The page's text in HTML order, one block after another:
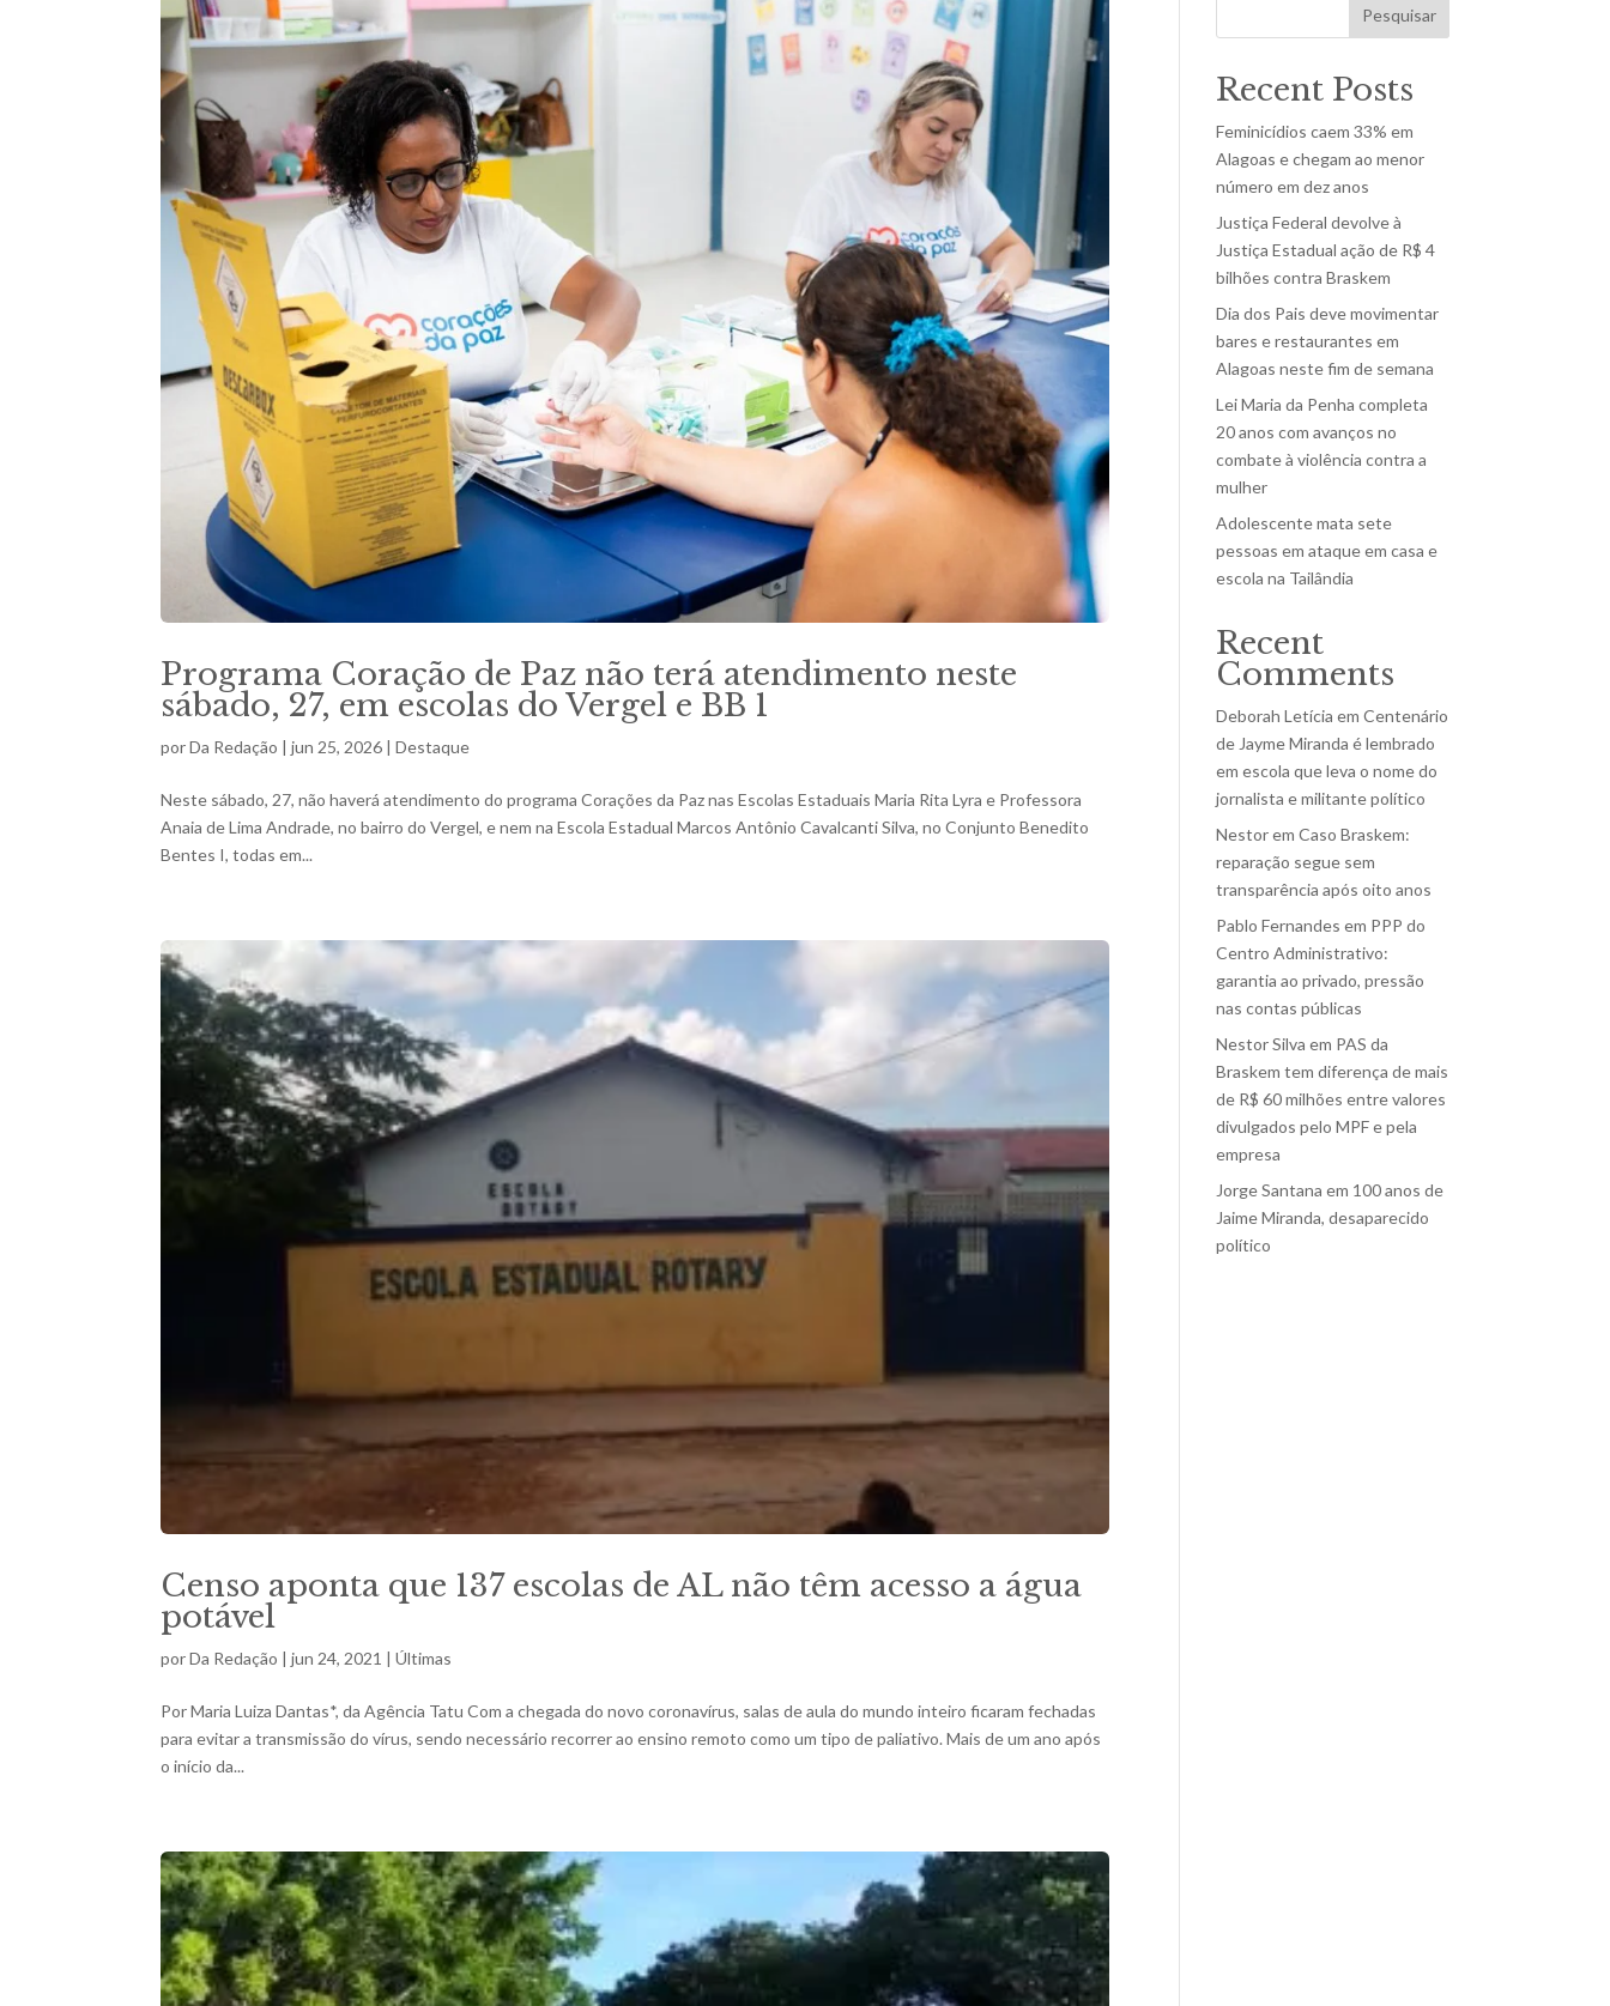
Programa Coração de Paz não terá atendimento neste
sábado, 27, em escolas do Vergel e BB 1
porDa Redação |jun 25, 2026 |Destaque
Neste sábado, 27, não haverá atendimento do programa Corações da Paz nas Escolas Estaduais Maria Rita Lyra e Professora
Anaia de Lima Andrade, no bairro do Vergel, e nem na Escola Estadual Marcos Antônio Cavalcanti Silva, no Conjunto Benedito
Bentes I, todas em...
Censo aponta que 137 escolas de AL não têm acesso a água
potável
porDa Redação |jun 24, 2021 |Últimas
Por Maria Luiza Dantas*, da Agência Tatu Com a chegada do novo coronavírus, salas de aula do mundo inteiro ficaram fechadas
para evitar a transmissão do vírus, sendo necessário recorrer ao ensino remoto como um tipo de paliativo. Mais de um ano após
o início da...
Pesquisar
Recent Posts
Feminicídios caem 33% em
Alagoas e chegam ao menor
número em dez anos
Justiça Federal devolve à
Justiça Estadual ação de R$ 4
bilhões contra Braskem
Dia dos Pais deve movimentar
bares e restaurantes em
Alagoas neste fim de semana
Lei Maria da Penha completa
20 anos com avanços no
combate à violência contra a
mulher
Adolescente mata sete
pessoas em ataque em casa e
escola na Tailândia
Recent
Comments
Deborah Letícia emCentenário
de Jayme Miranda é lembrado
em escola que leva o nome do
jornalista e militante político
NestoremCaso Braskem:
reparação segue sem
transparência após oito anos
Pablo Fernandes em PPP do
Centro Administrativo:
garantia ao privado, pressão
nas contas públicas
Nestor Silva em PAS da
Braskem tem diferença de mais
de R$ 60 milhões entre valores
divulgados pelo MPF e pela
empresa
Jorge Santana em 100 anos de
Jaime Miranda, desaparecido
político